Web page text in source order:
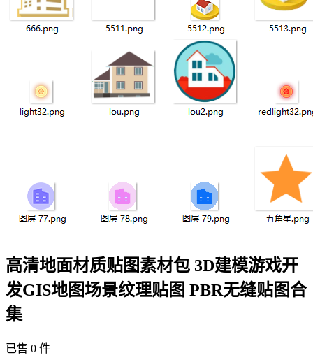
高清地面材质贴图素材包 3D建模游戏开
发GIS地图场景纹理贴图 PBR无缝贴图合
集
已售 0 件